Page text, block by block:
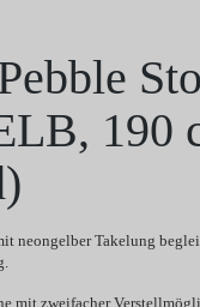
190
neongelber Takelung
mit zweifacher